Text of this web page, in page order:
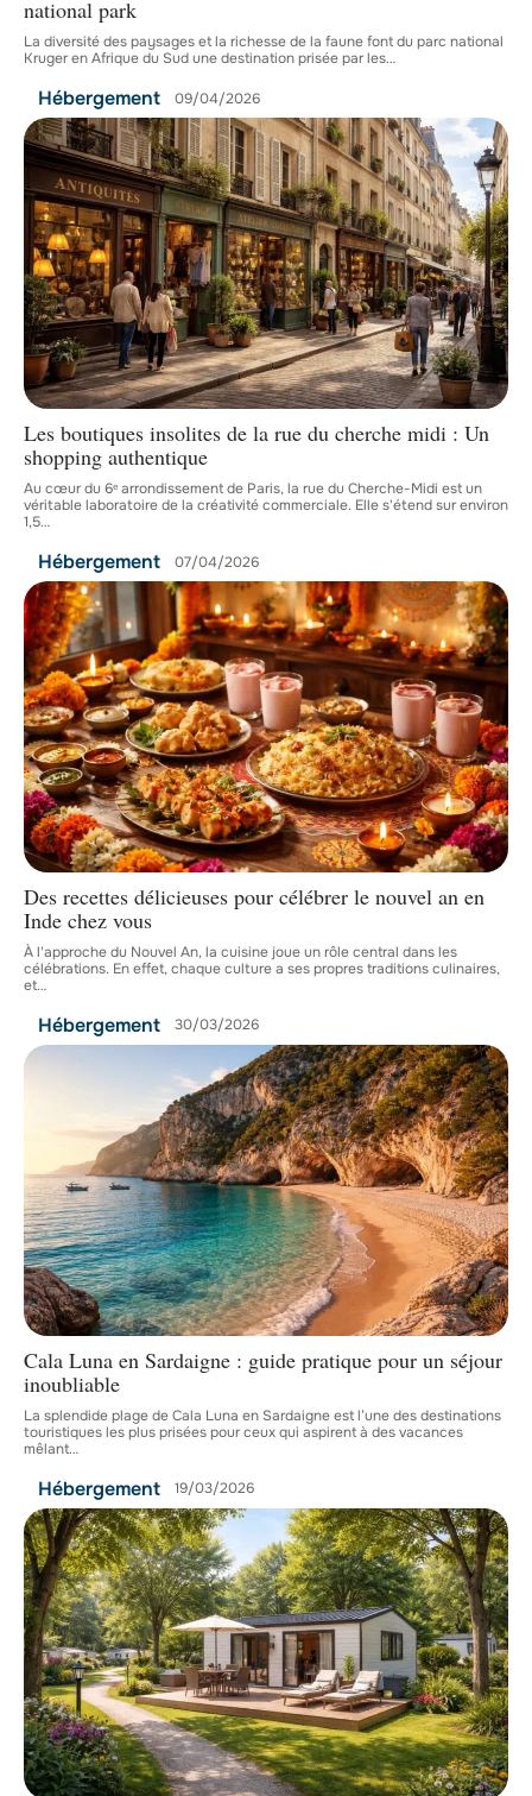
national park
La diversité des paysages et la richesse de la faune font du parc national
Kruger en Afrique du Sud une destination prisée par les…
Hébergement 09/04/2026
Les boutiques insolites de la rue du cherche midi : Un
shopping authentique
Au cœur du 6ᵉ arrondissement de Paris, la rue du Cherche-Midi est un
véritable laboratoire de la créativité commerciale. Elle s'étend sur environ
1,5…
Hébergement 07/04/2026
Des recettes délicieuses pour célébrer le nouvel an en
Inde chez vous
À l'approche du Nouvel An, la cuisine joue un rôle central dans les
célébrations. En effet, chaque culture a ses propres traditions culinaires,
et…
Hébergement 30/03/2026
Cala Luna en Sardaigne : guide pratique pour un séjour
inoubliable
La splendide plage de Cala Luna en Sardaigne est l’une des destinations
touristiques les plus prisées pour ceux qui aspirent à des vacances
mêlant…
Hébergement 19/03/2026